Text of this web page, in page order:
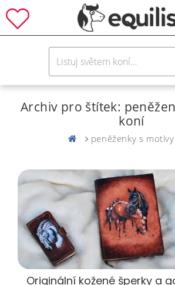
Archiv pro štítek:
koní
peněženky s
Originální kožené šperky a